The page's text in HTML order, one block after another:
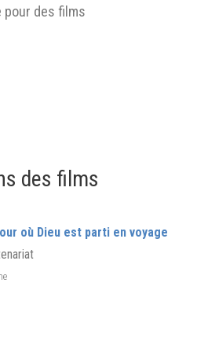
pour des films
des films
où Dieu est parti en voyage